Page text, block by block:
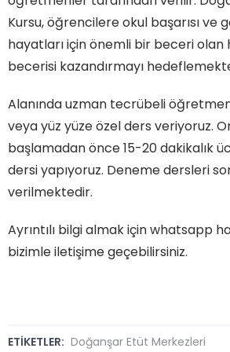
Kursu, öğrencilere okul başarısı ve
hayatları için önemli bir beceri olan
becerisi kazandırmayı
Alanında uzman tecrübeli
veya yüz yüze özel ders veriyoruz.
başlamadan önce 15-20 dakikalık
dersi yapıyoruz. Deneme dersleri
verilmektedir.
Ayrıntılı bilgi almak için whatsapp
bizimle iletişime geçebilirsiniz.
ETİKETLER: Doğanşar Etüt Merkezleri